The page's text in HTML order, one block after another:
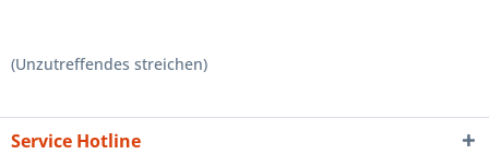
(Unzutreffendes streichen)
Service Hotline